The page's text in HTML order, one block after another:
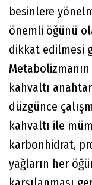
besinlere
önemli öğünü
dikkat edilmesi
kahvaltı
düzgünce
kahvaltı ile
karbonhidrat,
yağların her